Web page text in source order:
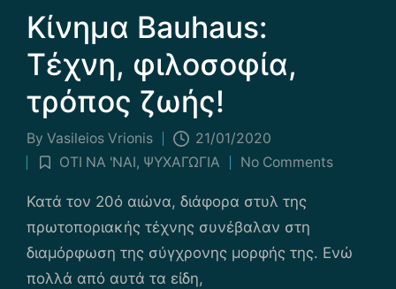
Κίνημα Bauhaus:
Τέχνη, φιλοσοφία,
τρόπος ζωής!
Posted
by
By Vasileios Vrionis 21/01/2020
Posted
in
ΟΤΙ ΝΑ 'ΝΑΙ, ΨΥΧΑΓΩΓΙΑ No Comments
Κατά τον 20ό αιώνα, διάφορα στυλ της
πρωτοποριακής τέχνης συνέβαλαν στη
διαμόρφωση της σύγχρονης μορφής της. Ενώ
πολλά από αυτά τα είδη,